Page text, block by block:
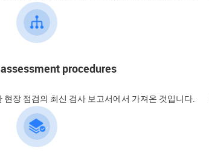
procedures
장 점검의 최신 검사 보고서에서 가져온 것입니다.